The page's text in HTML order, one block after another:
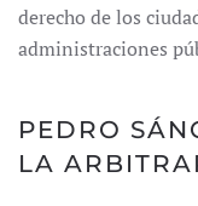
derecho de los
administraciones
PEDRO
LA